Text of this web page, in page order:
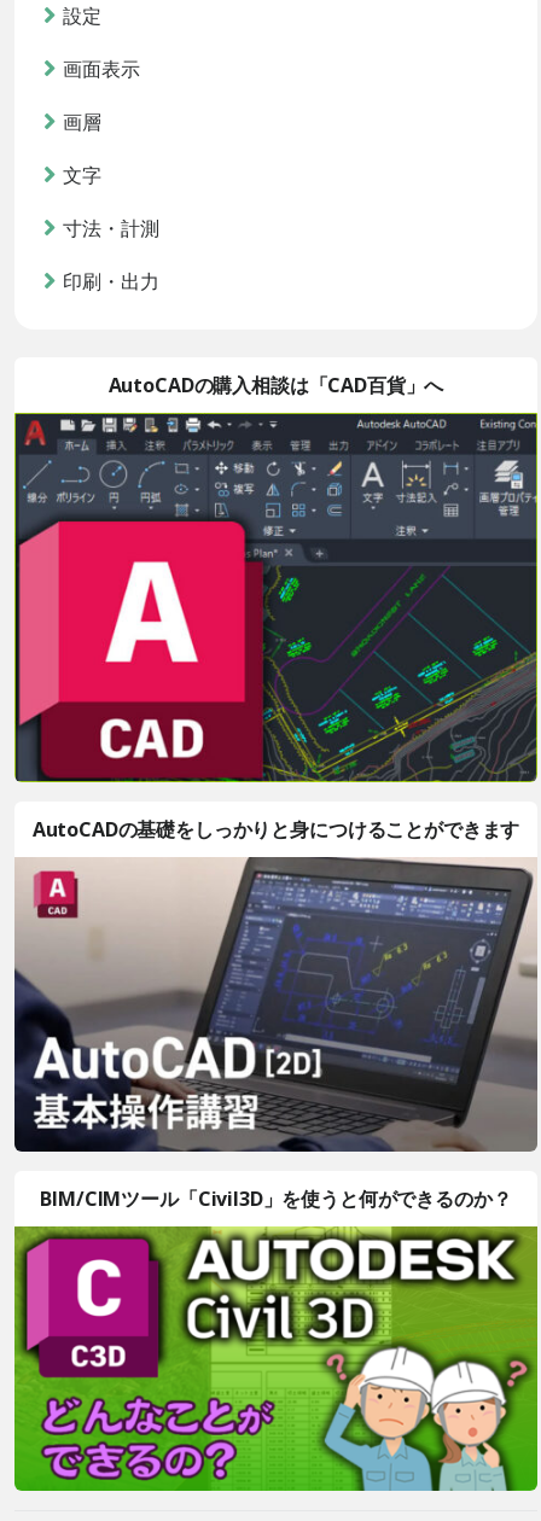
設定
画面表示
画層
文字
寸法・計測
印刷・出力
AutoCADの購入相談は「CAD百貨」へ
AutoCADの基礎をしっかりと身につけることができます
BIM/CIMツール「Civil3D」を使うと何ができるのか？